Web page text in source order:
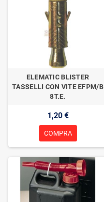
ELEMATIC BLISTER
TASSELLI CON VITE EFPM/B
8T.E.
1,20 €
COMPRA